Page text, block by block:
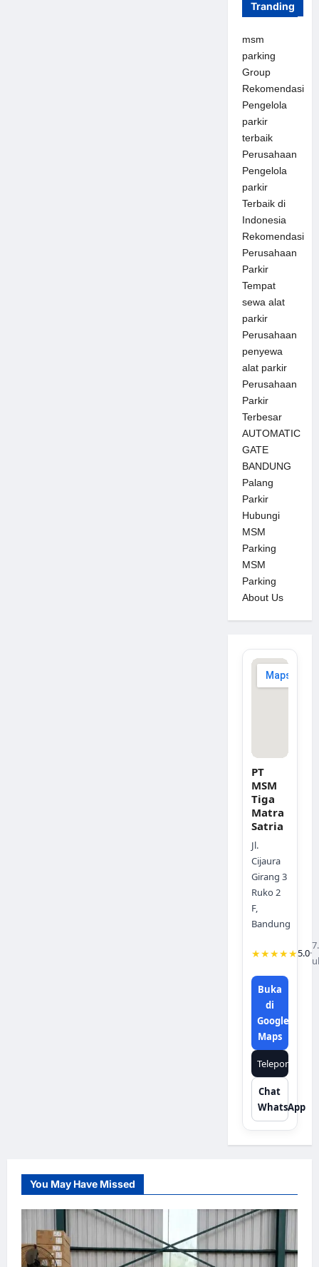
Tranding
msm
parking
Group
Rekomendasi
Pengelola
parkir
terbaik
Perusahaan
Pengelola
parkir
Terbaik di
Indonesia
Rekomendasi
Perusahaan
Parkir
Tempat
sewa alat
parkir
Perusahaan
penyewa
alat parkir
Perusahaan
Parkir
Terbesar
AUTOMATIC
GATE
BANDUNG
Palang
Parkir
Hubungi
MSM
Parking
MSM
Parking
About Us
PT
MSM
Tiga
Matra
Satria
Jl.
Cijaura
Girang 3
Ruko 2
F,
Bandung
★★★★★5.0·
Buka
di
Google
Maps
Telepon
Chat
WhatsApp
You May Have Missed